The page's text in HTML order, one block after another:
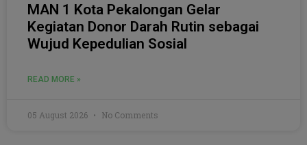
MAN 1 Kota Pekalongan Gelar
Kegiatan Donor Darah Rutin sebagai
Wujud Kepedulian Sosial
READ MORE »
05 August 2026 No Comments